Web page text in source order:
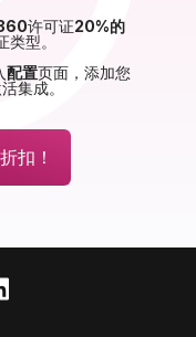
许可证20%的
类型。
配置页面，添加您
集成。
扣！